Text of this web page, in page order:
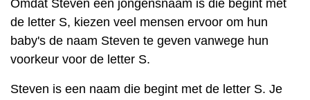
Omdat Steven een jongensnaam is die begint met
de letter S, kiezen veel mensen ervoor om hun
baby's de naam Steven te geven vanwege hun
voorkeur voor de letter S.
Steven is een naam die begint met de letter S. Je